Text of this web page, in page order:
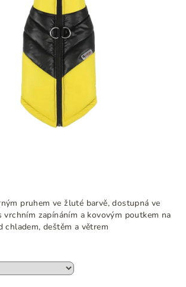
pruhem ve žluté barvě, dostupná ve
zapínáním a kovovým poutkem na
chladem, deštěm a větrem